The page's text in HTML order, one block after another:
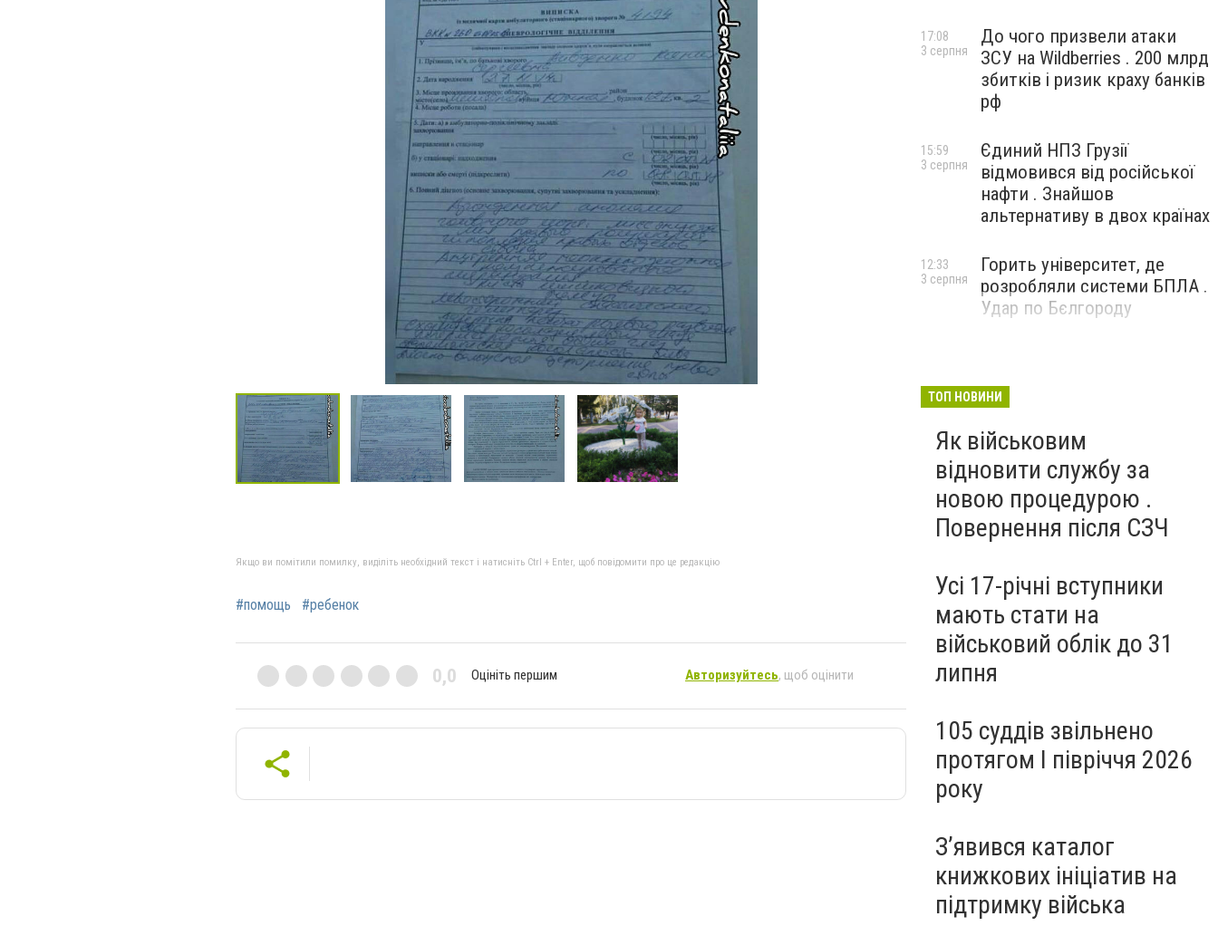
Якщо ви помітили помилку, виділіть необхідний текст і натисніть Ctrl + Enter, щоб повідомити про це редакцію
#помощь #ребенок
0,0 Оцініть першим Авторизуйтесь, щоб оцінити
До чого призвели атаки
ЗСУ на Wildberries . 200 млрд
збитків і ризик краху банків
рф
17:08
3 серпня
Єдиний НПЗ Грузії
відмовився від російської
нафти . Знайшов
альтернативу в двох країнах
15:59
3 серпня
Горить університет, де
розробляли системи БПЛА .
Удар по Бєлгороду
12:33
3 серпня
ТОП НОВИНИ
Як військовим
відновити службу за
новою процедурою .
Повернення після СЗЧ
Усі 17-річні вступники
мають стати на
військовий облік до 31
липня
105 суддів звільнено
протягом I півріччя 2026
року
З’явився каталог
книжкових ініціатив на
підтримку війська